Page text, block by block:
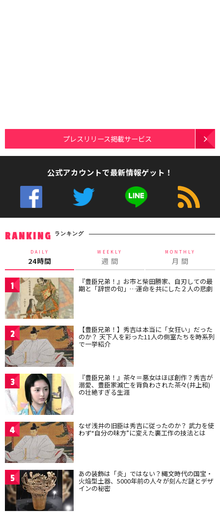
プレスリリース掲載サービス
公式アカウントで最新情報ゲット！
RANKING ランキング
DAILY
24時間
WEEKLY
週 間
MONTHLY
月 間
1 『豊臣兄弟！』お市と柴田勝家、自刃しての最
期と「辞世の句」…運命を共にした２人の悲劇
2 【豊臣兄弟！】秀吉は本当に「女狂い」だった
のか？ 天下人を彩った11人の側室たちを時系列
で一挙紹介
3 『豊臣兄弟！』茶々＝悪女はほぼ創作？秀吉が
溺愛、豊臣家滅亡を背負わされた茶々(井上和)
の壮絶すぎる生涯
4 なぜ浅井の旧臣は秀吉に従ったのか？ 武力を使
わず“自分の味方”に変えた裏工作の技法とは
5 あの装飾は「炎」ではない？縄文時代の国宝・
火焔型土器、5000年前の人々が刻んだ謎とデザ
インの秘密